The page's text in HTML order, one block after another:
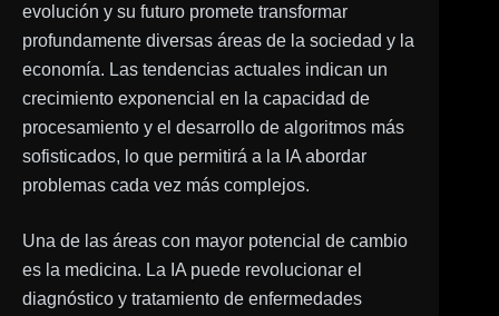
evolución y su futuro promete transformar
profundamente diversas áreas de la sociedad y la
economía. Las tendencias actuales indican un
crecimiento exponencial en la capacidad de
procesamiento y el desarrollo de algoritmos más
sofisticados, lo que permitirá a la IA abordar
problemas cada vez más complejos.
Una de las áreas con mayor potencial de cambio
es la medicina. La IA puede revolucionar el
diagnóstico y tratamiento de enfermedades